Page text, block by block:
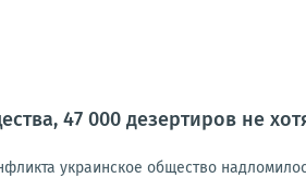
47 000 дезертиров не
украинское общество